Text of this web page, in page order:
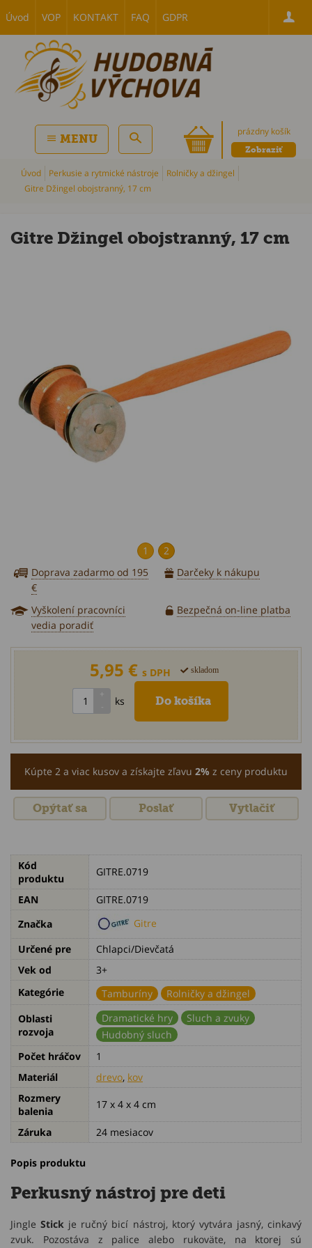
Úvod VOP KONTAKT FAQ GDPR
prázdny košík
Zobraziť
MENU
Úvod Perkusie a rytmické nástroje
Rolničky a džingel
Gitre Džingel obojstranný, 17 cm
Gitre Džingel obojstranný, 17 cm
1
2
Doprava zadarmo od 195
€
Darčeky k nákupu
Vyškolení pracovníci
vedia poradiť
Bezpečná on-line platba
5,95 € s DPH skladom
ks
Kúpte 2 a viac kusov a získajte zľavu 2% z ceny produktu
Opýtať sa Poslať Vytlačiť
Kód
produktu
GITRE.0719
EAN
GITRE.0719
Značka
Gitre
Určené pre
Chlapci/Dievčatá
Vek od
3+
Kategórie
Tamburíny
Rolničky a džingel
Oblasti
rozvoja
Dramatické hry
Sluch a zvuky
Hudobný sluch
Počet hráčov
1
Materiál
drevo, kov
Rozmery
balenia
17 x 4 x 4 cm
Záruka 24 mesiacov
Popis produktu
Perkusný nástroj pre deti
JingleStick je ručný bicí nástroj, ktorý vytvára jasný, cinkavý
zvuk. Pozostáva z palice alebo rukoväte, na ktorej sú